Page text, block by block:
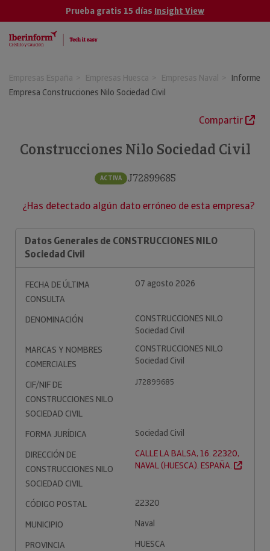
Prueba gratis 15 días Insight View
Empresas España Empresas Huesca Empresas Naval
Informe
Empresa Construcciones Nilo Sociedad Civil
Compartir
Construcciones Nilo Sociedad Civil
ACTIVA J72899685
¿Has detectado algún dato erróneo de esta empresa?
Datos Generales de CONSTRUCCIONES NILO
Sociedad Civil
FECHA DE ÚLTIMA
CONSULTA
07 agosto 2026
DENOMINACIÓN
CONSTRUCCIONES NILO
Sociedad Civil
MARCAS Y NOMBRES
COMERCIALES
CONSTRUCCIONES NILO
Sociedad Civil
CIF/NIF DE
CONSTRUCCIONES NILO
SOCIEDAD CIVIL
J72899685
FORMA JURÍDICA
Sociedad Civil
DIRECCIÓN DE
CONSTRUCCIONES NILO
SOCIEDAD CIVIL
CALLE LA BALSA, 16. 22320,
NAVAL (HUESCA). ESPAÑA.
CÓDIGO POSTAL
22320
MUNICIPIO
Naval
PROVINCIA
HUESCA